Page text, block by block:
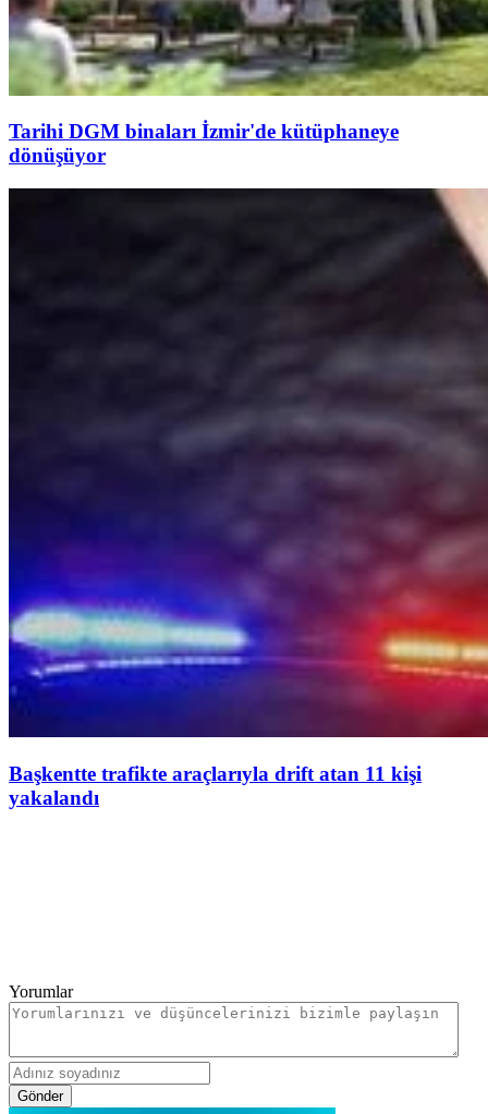
Tarihi DGM binaları İzmir'de kütüphaneye
dönüşüyor
Başkentte trafikte araçlarıyla drift atan 11 kişi
yakalandı
Yorumlar
Gönder